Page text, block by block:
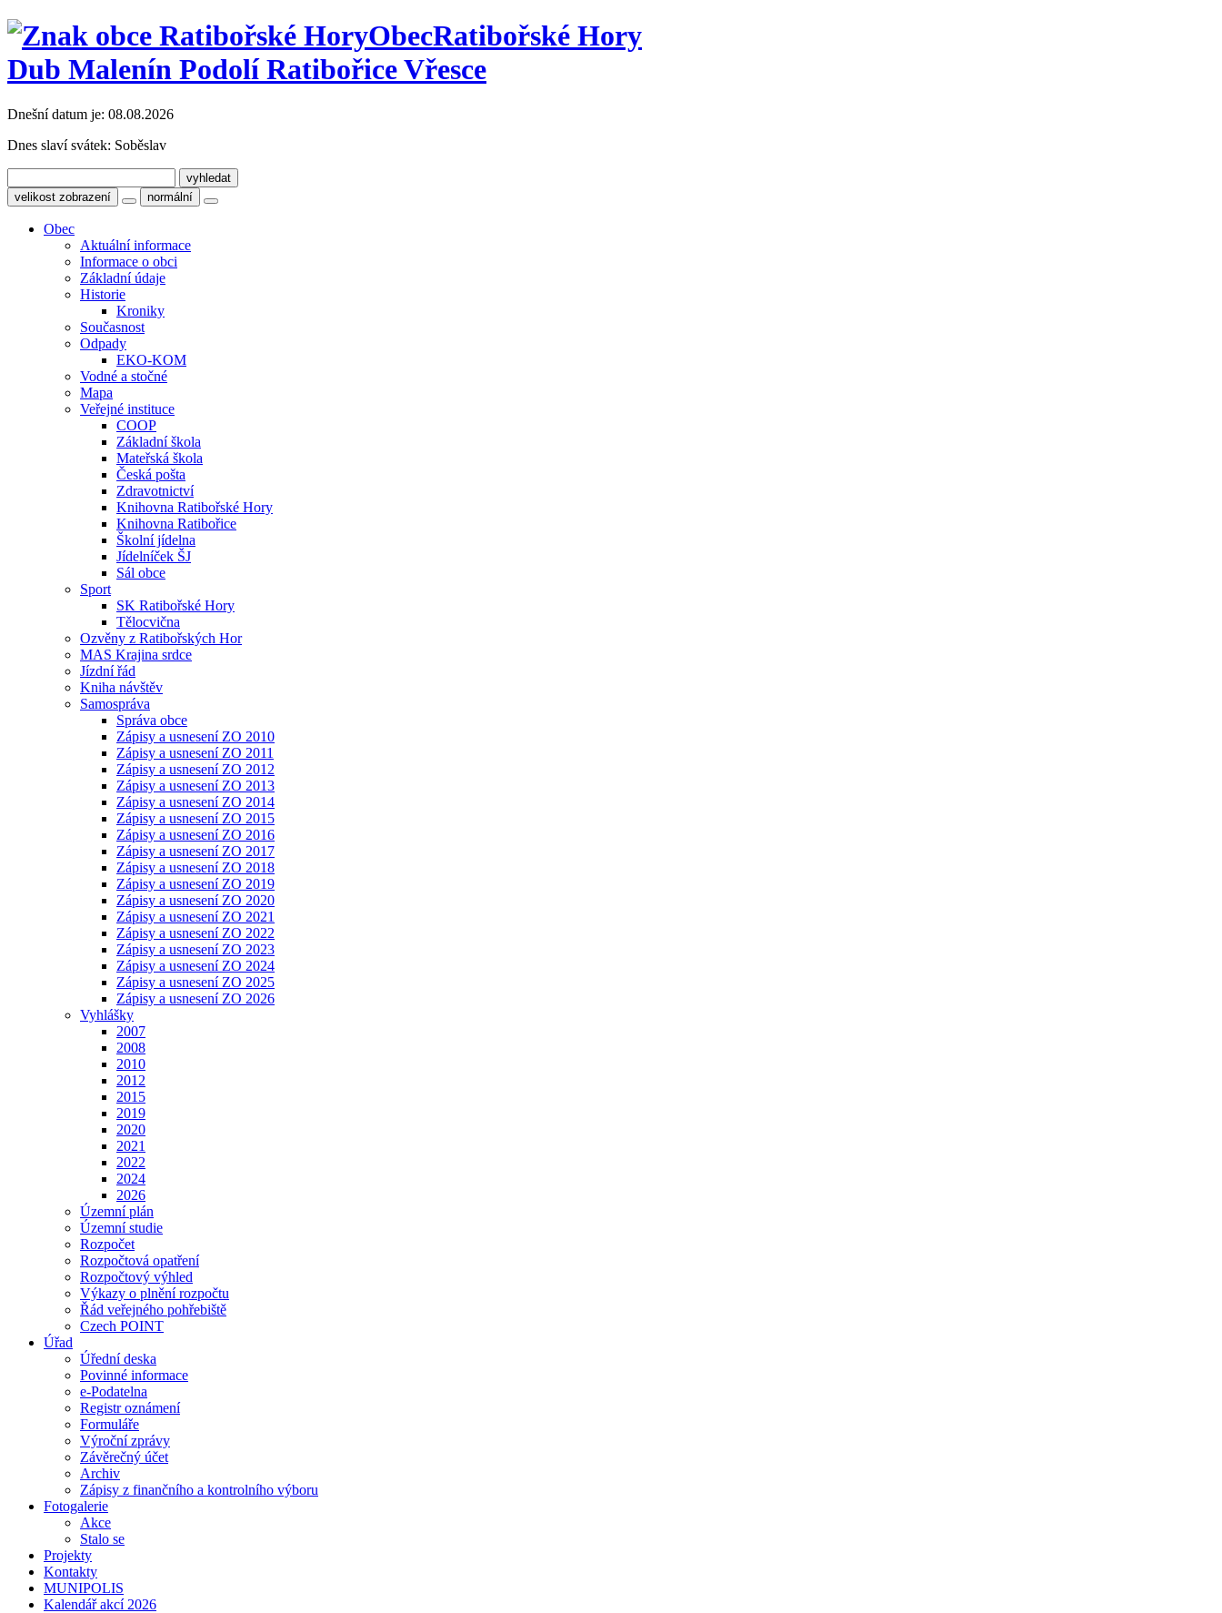
ObecRatibořské Hory
Dub Malenín Podolí Ratibořice Vřesce
Dnešní datum je: 08.08.2026
Dnes slaví svátek: Soběslav
velikost zobrazení normální
Obec
Aktuální informace
Informace o obci
Základní údaje
Historie
Kroniky
Současnost
Odpady
EKO-KOM
Vodné a stočné
Mapa
Veřejné instituce
COOP
Základní škola
Mateřská škola
Česká pošta
Zdravotnictví
Knihovna Ratibořské Hory
Knihovna Ratibořice
Školní jídelna
Jídelníček ŠJ
Sál obce
Sport
SK Ratibořské Hory
Tělocvična
Ozvěny z Ratibořských Hor
MAS Krajina srdce
Jízdní řád
Kniha návštěv
Samospráva
Správa obce
Zápisy a usnesení ZO 2010
Zápisy a usnesení ZO 2011
Zápisy a usnesení ZO 2012
Zápisy a usnesení ZO 2013
Zápisy a usnesení ZO 2014
Zápisy a usnesení ZO 2015
Zápisy a usnesení ZO 2016
Zápisy a usnesení ZO 2017
Zápisy a usnesení ZO 2018
Zápisy a usnesení ZO 2019
Zápisy a usnesení ZO 2020
Zápisy a usnesení ZO 2021
Zápisy a usnesení ZO 2022
Zápisy a usnesení ZO 2023
Zápisy a usnesení ZO 2024
Zápisy a usnesení ZO 2025
Zápisy a usnesení ZO 2026
Vyhlášky
2007
2008
2010
2012
2015
2019
2020
2021
2022
2024
2026
Územní plán
Územní studie
Rozpočet
Rozpočtová opatření
Rozpočtový výhled
Výkazy o plnění rozpočtu
Řád veřejného pohřebiště
Czech POINT
Úřad
Úřední deska
Povinné informace
e-Podatelna
Registr oznámení
Formuláře
Výroční zprávy
Závěrečný účet
Archiv
Zápisy z finančního a kontrolního výboru
Fotogalerie
Akce
Stalo se
Projekty
Kontakty
MUNIPOLIS
Kalendář akcí 2026